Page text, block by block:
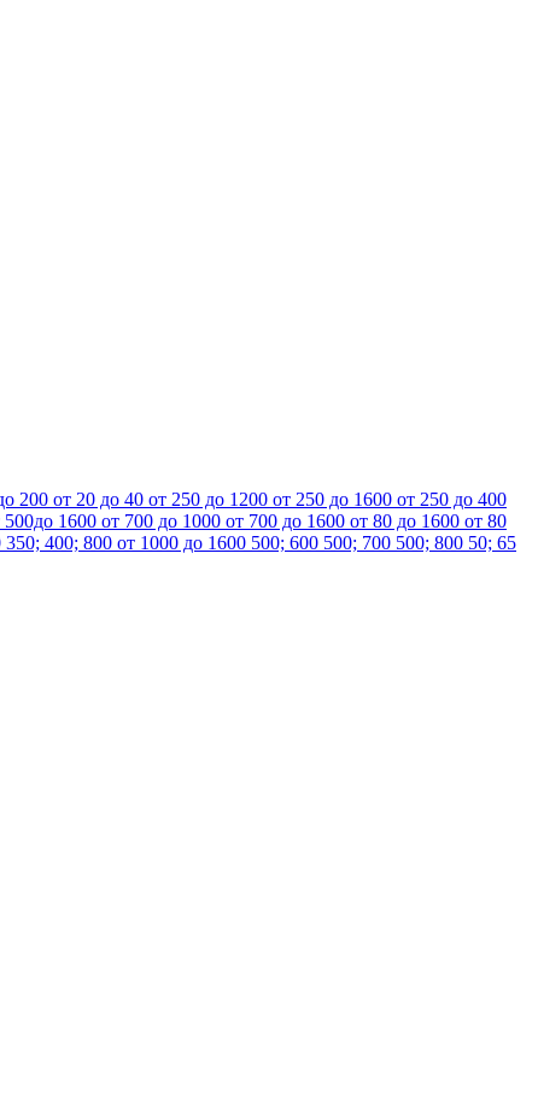
200 от 20 до 40 от 250 до 1200 от 250 до 1600 от 250 до 400
500до 1600 от 700 до 1000 от 700 до 1600 от 80 до 1600 от 80
350; 400; 800 от 1000 до 1600 500; 600 500; 700 500; 800 50; 65